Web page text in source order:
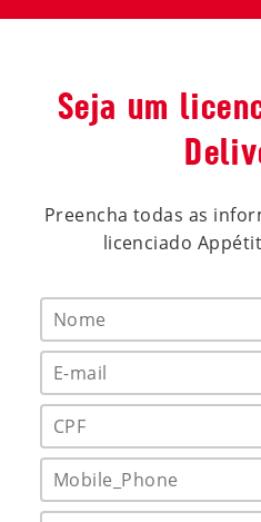
Seja um
Preencha todas as
licenciado